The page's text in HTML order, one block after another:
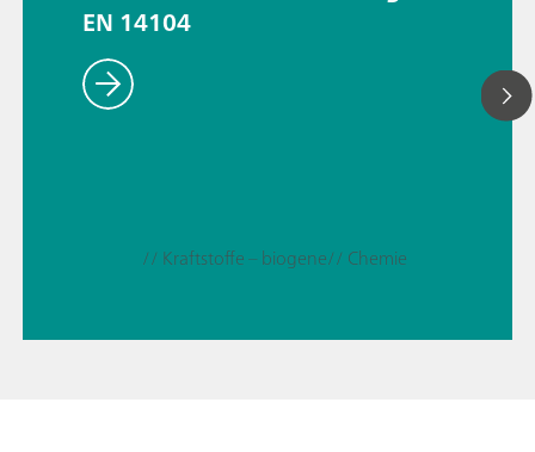
EN 14104
// Kraftstoffe – biogene// Chemie